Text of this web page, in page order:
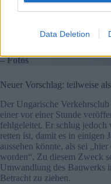
Data Deletion
Asphalt flossen – nicht nur
Unser vorheriger Artikel
Kabinett baut eine
– Fotos
Neuer Vorschlag: teilweise
Der Ungarische
einer vor einer Stunde
fehlgeleitet. Er schlug jedoch
retten ist, damit es in einigen
aussehen könnte, als sei
worden“. Zu diesem Zweck
Umwandlung des Bauwerks
Betracht zu ziehen.